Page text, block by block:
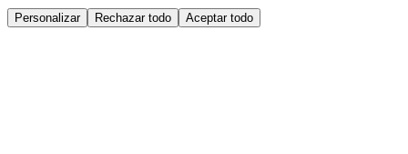
Personalizar Rechazar todo Aceptar todo